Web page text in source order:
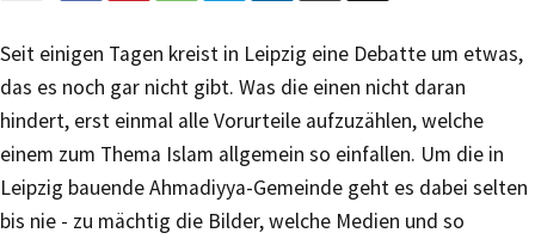
Seit einigen Tagen kreist in Leipzig eine Debatte um etwas,
das es noch gar nicht gibt. Was die einen nicht daran
hindert, erst einmal alle Vorurteile aufzuzählen, welche
einem zum Thema Islam allgemein so einfallen. Um die in
Leipzig bauende Ahmadiyya-Gemeinde geht es dabei selten
bis nie - zu mächtig die Bilder, welche Medien und so